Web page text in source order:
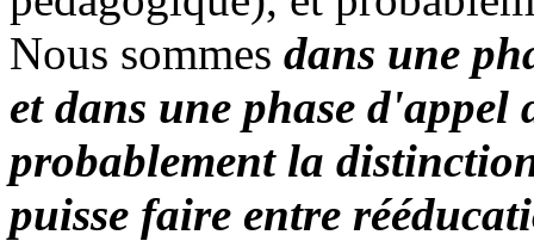
Nous sommes dans une
et dans une phase d'appel
probablement la
puisse faire entre